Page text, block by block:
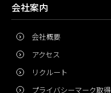
会社案内
会社概要
アクセス
リクルート
プライバシーマーク取得